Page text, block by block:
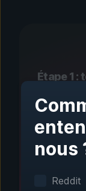
Étape 1 :
La
nous
Reddit